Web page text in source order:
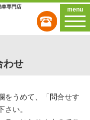
車専門店 menu
わせ
をうめて、「問合せす
さい。